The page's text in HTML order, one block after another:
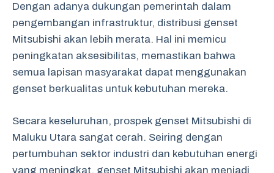
Dengan adanya dukungan pemerintah dalam
pengembangan infrastruktur, distribusi genset
Mitsubishi akan lebih merata. Hal ini memicu
peningkatan aksesibilitas, memastikan bahwa
semua lapisan masyarakat dapat menggunakan
genset berkualitas untuk kebutuhan mereka.
Secara keseluruhan, prospek genset Mitsubishi di
Maluku Utara sangat cerah. Seiring dengan
pertumbuhan sektor industri dan kebutuhan energi
yang meningkat, genset Mitsubishi akan menjadi